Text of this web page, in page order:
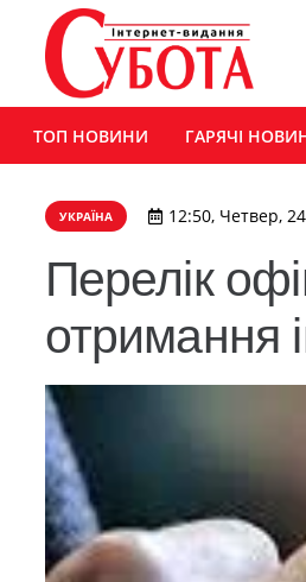
ТОП НОВИНИ ГАРЯЧІ
УКРАЇНА 12:50, Четвер,
​Перелік
отримання